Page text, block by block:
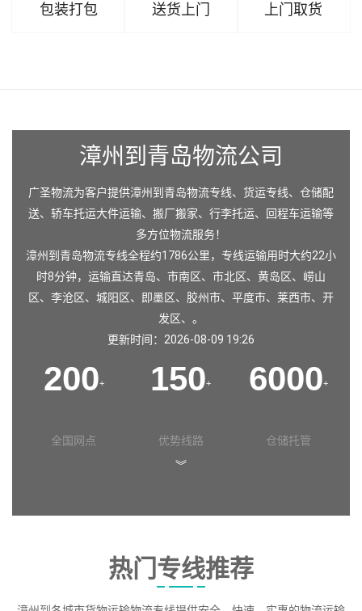
包装打包 送货上门 上门取货
漳州到青岛物流公司
广圣物流为客户提供漳州到青岛物流专线、货运专线、仓储配
送、轿车托运大件运输、搬厂搬家、行李托运、回程车运输等
多方位物流服务！
漳州到青岛物流专线全程约1786公里，专线运输用时大约22小
时8分钟，运输直达青岛、 市南区、 市北区、 黄岛区、 崂山
区、 李沧区、 城阳区、 即墨区、 胶州市、 平度市、 莱西市、 开
发区、。
更新时间：2026-08-09 19:26
200+
全国网点
150+
优势线路
6000+
仓储托管
︾
热门专线推荐